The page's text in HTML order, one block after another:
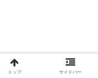
トップ サイドバー